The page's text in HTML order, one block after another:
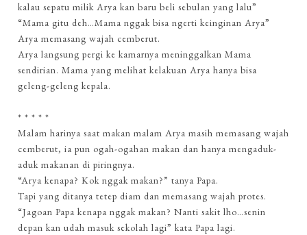
kalau sepatu milik Arya kan baru beli sebulan yang lalu”
“Mama gitu deh…Mama nggak bisa ngerti keinginan Arya”
Arya memasang wajah cemberut.
Arya langsung pergi ke kamarnya meninggalkan Mama
sendirian. Mama yang melihat kelakuan Arya hanya bisa
geleng-geleng kepala.
* * * * *
Malam harinya saat makan malam Arya masih memasang wajah
cemberut, ia pun ogah-ogahan makan dan hanya mengaduk-
aduk makanan di piringnya.
“Arya kenapa? Kok nggak makan?” tanya Papa.
Tapi yang ditanya tetep diam dan memasang wajah protes.
“Jagoan Papa kenapa nggak makan? Nanti sakit lho…senin
depan kan udah masuk sekolah lagi” kata Papa lagi.